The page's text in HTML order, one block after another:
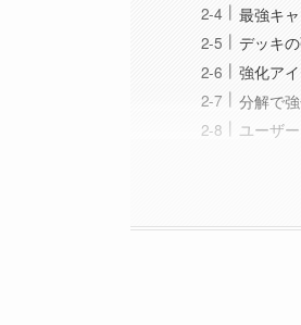
最強キ
デッキ
強化ア
分解で
ユーザ